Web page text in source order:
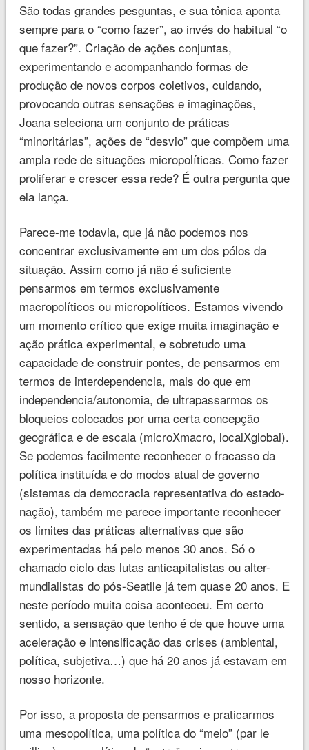
São todas grandes pesguntas, e sua tônica aponta
sempre para o “como fazer”, ao invés do habitual “o
que fazer?”. Criação de ações conjuntas,
experimentando e acompanhando formas de
produção de novos corpos coletivos, cuidando,
provocando outras sensações e imaginações,
Joana seleciona um conjunto de práticas
“minoritárias”, ações de “desvio” que compõem uma
ampla rede de situações micropolíticas. Como fazer
proliferar e crescer essa rede? É outra pergunta que
ela lança.
Parece-me todavia, que já não podemos nos
concentrar exclusivamente em um dos pólos da
situação. Assim como já não é suficiente
pensarmos em termos exclusivamente
macropolíticos ou micropolíticos. Estamos vivendo
um momento crítico que exige muita imaginação e
ação prática experimental, e sobretudo uma
capacidade de construir pontes, de pensarmos em
termos de interdependencia, mais do que em
independencia/autonomia, de ultrapassarmos os
bloqueios colocados por uma certa concepção
geográfica e de escala (microXmacro, localXglobal).
Se podemos facilmente reconhecer o fracasso da
política instituída e do modos atual de governo
(sistemas da democracia representativa do estado-
nação), também me parece importante reconhecer
os limites das práticas alternativas que são
experimentadas há pelo menos 30 anos. Só o
chamado ciclo das lutas anticapitalistas ou alter-
mundialistas do pós-Seatlle já tem quase 20 anos. E
neste período muita coisa aconteceu. Em certo
sentido, a sensação que tenho é de que houve uma
aceleração e intensificação das crises (ambiental,
política, subjetiva…) que há 20 anos já estavam em
nosso horizonte.
Por isso, a proposta de pensarmos e praticarmos
uma mesopolítica, uma política do “meio” (par le